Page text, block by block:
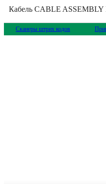
Кабель CABLE
Сканеры штрих кодов